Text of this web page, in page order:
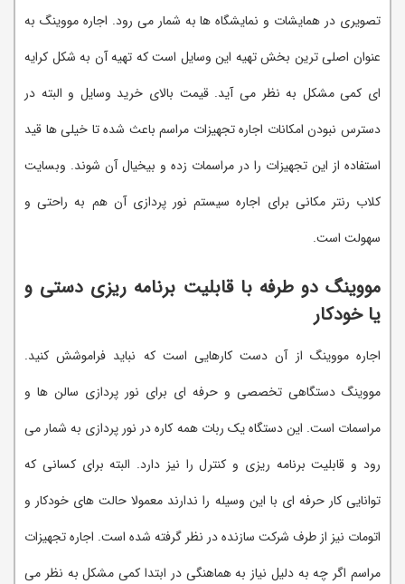
تصویری در همایشات و نمایشگاه ها به شمار می رود. اجاره مووینگ به
عنوان اصلی ترین بخش تهیه این وسایل است که تهیه آن به شکل کرایه
ای کمی مشکل به نظر می آید. قیمت بالای خرید وسایل و البته در
دسترس نبودن امکانات اجاره تجهیزات مراسم باعث شده تا خیلی ها قید
استفاده از این تجهیزات را در مراسمات زده و بیخیال آن شوند. وبسایت
کلاب رنتر مکانی برای اجاره سیستم نور پردازی آن هم به راحتی و
سهولت است.
مووینگ دو طرفه با قابلیت برنامه ریزی دستی و
یا خودکار
اجاره مووینگ از آن دست کارهایی است که نباید فراموشش کنید.
مووینگ دستگاهی تخصصی و حرفه ای برای نور پردازی سالن ها و
مراسمات است. این دستگاه یک ربات همه کاره در نور پردازی به شمار می
رود و قابلیت برنامه ریزی و کنترل را نیز دارد. البته برای کسانی که
توانایی کار حرفه ای با این وسیله را ندارند معمولا حالت های خودکار و
اتومات نیز از طرف شرکت سازنده در نظر گرفته شده است. اجاره تجهیزات
مراسم اگر چه به دلیل نیاز به هماهنگی در ابتدا کمی مشکل به نظر می